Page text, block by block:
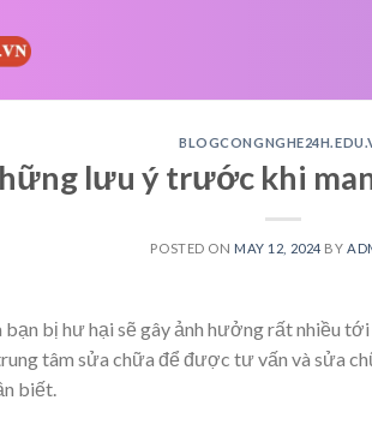
lưu ý trước khi
POSTED ON MAY 12, 2024 BY
bạn bị hư hại sẽ gây ảnh hưởng rất nhiều
tâm sửa chữa để được tư vấn và sửa
biết.